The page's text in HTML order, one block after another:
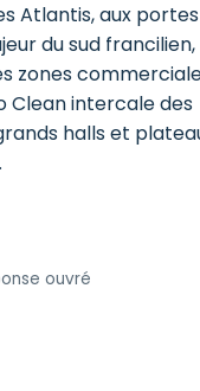
Atlantis, aux
du sud francilien,
zones
Clean intercale des
halls et
ouvré